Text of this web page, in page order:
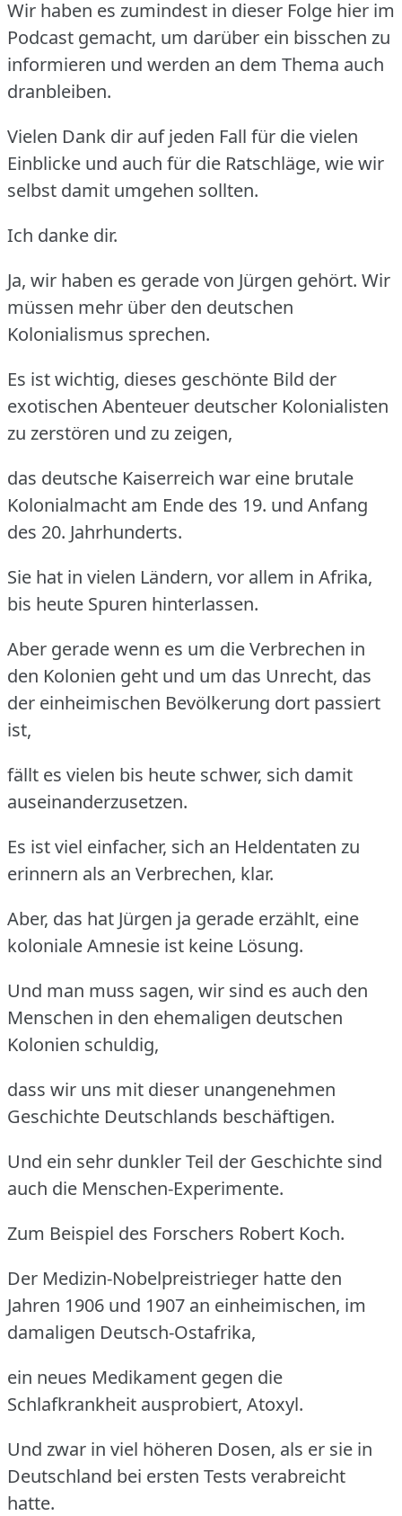
Wir haben es zumindest in dieser Folge hier im
Podcast gemacht, um darüber ein bisschen zu
informieren und werden an dem Thema auch
dranbleiben.
Vielen Dank dir auf jeden Fall für die vielen
Einblicke und auch für die Ratschläge, wie wir
selbst damit umgehen sollten.
Ich danke dir.
Ja, wir haben es gerade von Jürgen gehört. Wir
müssen mehr über den deutschen
Kolonialismus sprechen.
Es ist wichtig, dieses geschönte Bild der
exotischen Abenteuer deutscher Kolonialisten
zu zerstören und zu zeigen,
das deutsche Kaiserreich war eine brutale
Kolonialmacht am Ende des 19. und Anfang
des 20. Jahrhunderts.
Sie hat in vielen Ländern, vor allem in Afrika,
bis heute Spuren hinterlassen.
Aber gerade wenn es um die Verbrechen in
den Kolonien geht und um das Unrecht, das
der einheimischen Bevölkerung dort passiert
ist,
fällt es vielen bis heute schwer, sich damit
auseinanderzusetzen.
Es ist viel einfacher, sich an Heldentaten zu
erinnern als an Verbrechen, klar.
Aber, das hat Jürgen ja gerade erzählt, eine
koloniale Amnesie ist keine Lösung.
Und man muss sagen, wir sind es auch den
Menschen in den ehemaligen deutschen
Kolonien schuldig,
dass wir uns mit dieser unangenehmen
Geschichte Deutschlands beschäftigen.
Und ein sehr dunkler Teil der Geschichte sind
auch die Menschen-Experimente.
Zum Beispiel des Forschers Robert Koch.
Der Medizin-Nobelpreistrieger hatte den
Jahren 1906 und 1907 an einheimischen, im
damaligen Deutsch-Ostafrika,
ein neues Medikament gegen die
Schlafkrankheit ausprobiert, Atoxyl.
Und zwar in viel höheren Dosen, als er sie in
Deutschland bei ersten Tests verabreicht
hatte.